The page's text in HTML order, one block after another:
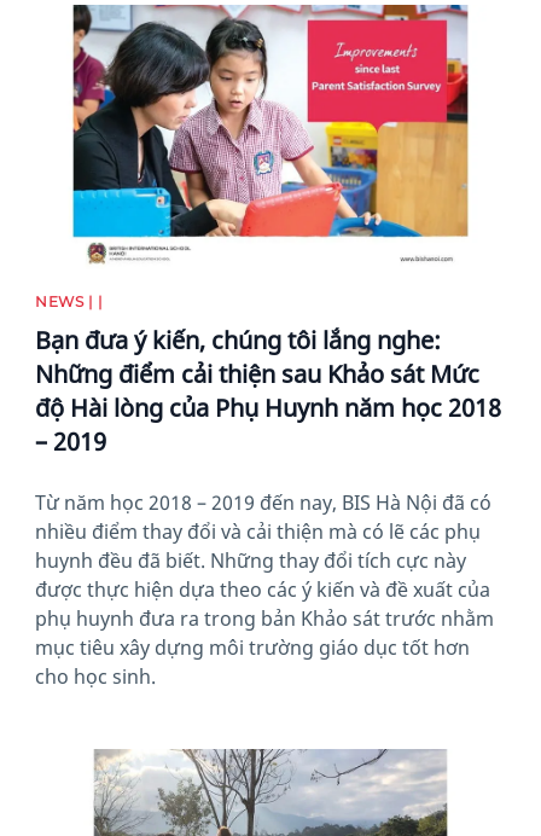
News image
NEWS | |
Bạn đưa ý kiến, chúng tôi lắng nghe:
Những điểm cải thiện sau Khảo sát Mức
độ Hài lòng của Phụ Huynh năm học 2018
– 2019
Từ năm học 2018 – 2019 đến nay, BIS Hà Nội đã có
nhiều điểm thay đổi và cải thiện mà có lẽ các phụ
huynh đều đã biết. Những thay đổi tích cực này
được thực hiện dựa theo các ý kiến và đề xuất của
phụ huynh đưa ra trong bản Khảo sát trước nhằm
mục tiêu xây dựng môi trường giáo dục tốt hơn
cho học sinh.
News image